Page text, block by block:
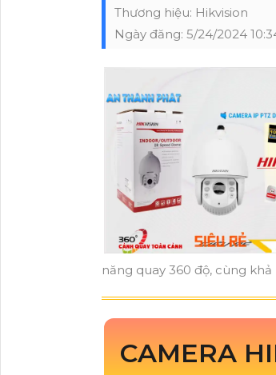
Thương hiệu: Hikvision
Ngày đăng: 5/24/2024
năng quay 360 độ, cùng
CAMERA